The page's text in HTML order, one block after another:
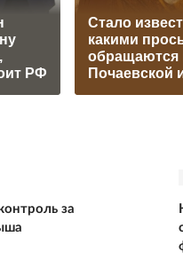
РФ
Стало
какими
обращаются
Почаевской
за